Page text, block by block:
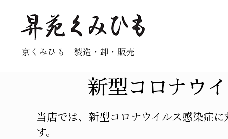
昇
苑
京くみひも 製造・卸・販売
新型コロナウ
当店では、新型コロナウイルス感染症
す。